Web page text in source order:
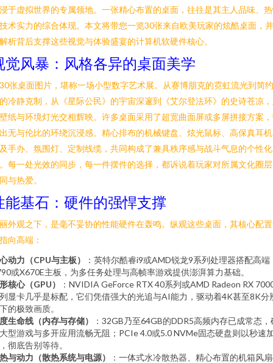
于虚拟世界的专属领地。一张精心布置的桌面，往往是其主人品味、
术实力的综合体现。本文将带您一览30张来自欧美玩家的炫酷桌面，
析背后支撑这些视觉与体验盛宴的计算机软硬件核心。
觉风暴：风格各异的桌面美学
张桌面图片，堪称一场小型数字艺术展。从赛博朋克的霓虹流光到简
冷静克制，从《星际公民》的宇宙深邃到《艾尔登法环》的史诗苍凉
纸与环境灯光交相辉映。许多桌面采用了超宽曲面屏或多屏拼接方案
无与伦比的环绕沉浸感。精心排布的机械键盘、炫光鼠标、高保真耳
手办、氛围灯、定制线缆，共同构成了兼具秩序感与战斗气息的个性
每一处光效的同步，每一件摆件的选择，都诉说着玩家对所属文化圈
与热爱。
能基石：硬件的强悍支撑
外观之下，是毫不妥协的性能硬件在轰鸣。纵观这些桌面，其核心配
向高端：
动力（CPU与主板）
：英特尔酷睿i9或AMD锐龙9系列处理器搭配高端
或X670E主板，为多任务处理与高帧率游戏提供澎湃算力基础。
核心（GPU）
：NVIDIA GeForce RTX 40系列或AMD Radeon RX
显卡几乎是标配，它们凭借强大的光追与AI能力，驱动着4K甚至8K分
的极致画质。
生命线（内存与存储）
：32GB乃至64GB的DDR5高频内存已成常态，
型游戏与多开应用流畅无阻；PCIe 4.0或5.0 NVMe固态硬盘则以秒速
彻底告别等待。
与动力（散热系统与电源）
：一体式水冷散热器、精心布置的机箱风